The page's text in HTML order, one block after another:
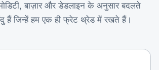
बाज़ार और डेडलाइन के अनुसार बदलते
हैं जिन्हें हम एक ही फ्रेट थ्रेड में रखते हैं।